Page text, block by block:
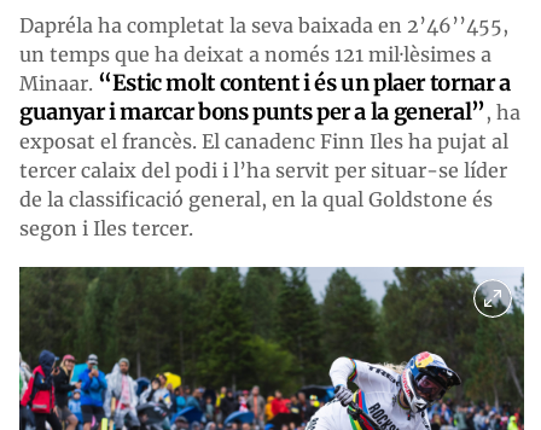
Dapréla ha completat la seva baixada en 2’46’’455,
un temps que ha deixat a només 121 mil·lèsimes a
Minaar. “Estic molt content i és un plaer tornar a
guanyar i marcar bons punts per a la general”, ha
exposat el francès. El canadenc Finn Iles ha pujat al
tercer calaix del podi i l’ha servit per situar-se líder
de la classificació general, en la qual Goldstone és
segon i Iles tercer.